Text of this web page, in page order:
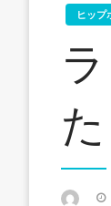
ヒップ